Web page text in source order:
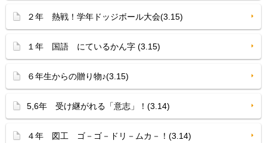
２年 熱戦！学年ドッジボール大会(3.15)
１年 国語 にているかん字 (3.15)
６年生からの贈り物♪(3.15)
5,6年 受け継がれる「意志」！(3.14)
４年 図工 ゴ－ゴ－ドリ－ムカ－！(3.14)